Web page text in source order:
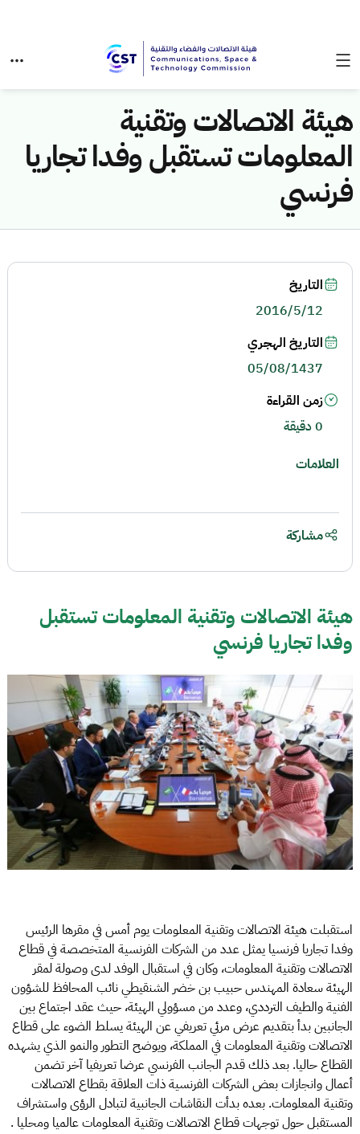
هيئة الاتصالات وتقنية
المعلومات تستقبل وفدا تجاريا
فرنسي
هيئة الاتصالات وتقنية المعلومات تستقبل
وفدا تجاريا فرنسي
استقبلت هيئة الاتصالات وتقنية المعلومات يوم أمس في مقرها الرئيس
وفدا تجاريا فرنسيا يمثل عدد من الشركات الفرنسية المتخصصة في قطاع
الاتصالات وتقنية المعلومات، وكان في استقبال الوفد لدى وصولة لمقر
الهيئة سعادة المهندس حبيب بن خضر الشنقيطي نائب المحافظ للشؤون
الفنية والطيف الترددي، وعدد من مسؤولي الهيئة، حيث عقد اجتماع بين
الجانبين بدأ بتقديم عرض مرئي تعريفي عن الهيئة يسلط الضوء على قطاع
الاتصالات وتقنية المعلومات في المملكة، ويوضح التطور والنمو الذي يشهده
القطاع حاليا. بعد ذلك قدم الجانب الفرنسي عرضا تعريفيا آخر تضمن
أعمال وانجازات بعض الشركات الفرنسية ذات العلاقة بقطاع الاتصالات
وتقنية المعلومات. بعده بدأت النقاشات الجانبية لتبادل الرؤى واستشراف
المستقبل حول توجهات قطاع الاتصالات وتقنية المعلومات عالميا ومحليا .
التاريخ
2016/5/12
التاريخ الهجري
05/08/1437
زمن القراءة
0 دقيقة
العلامات
مشاركة